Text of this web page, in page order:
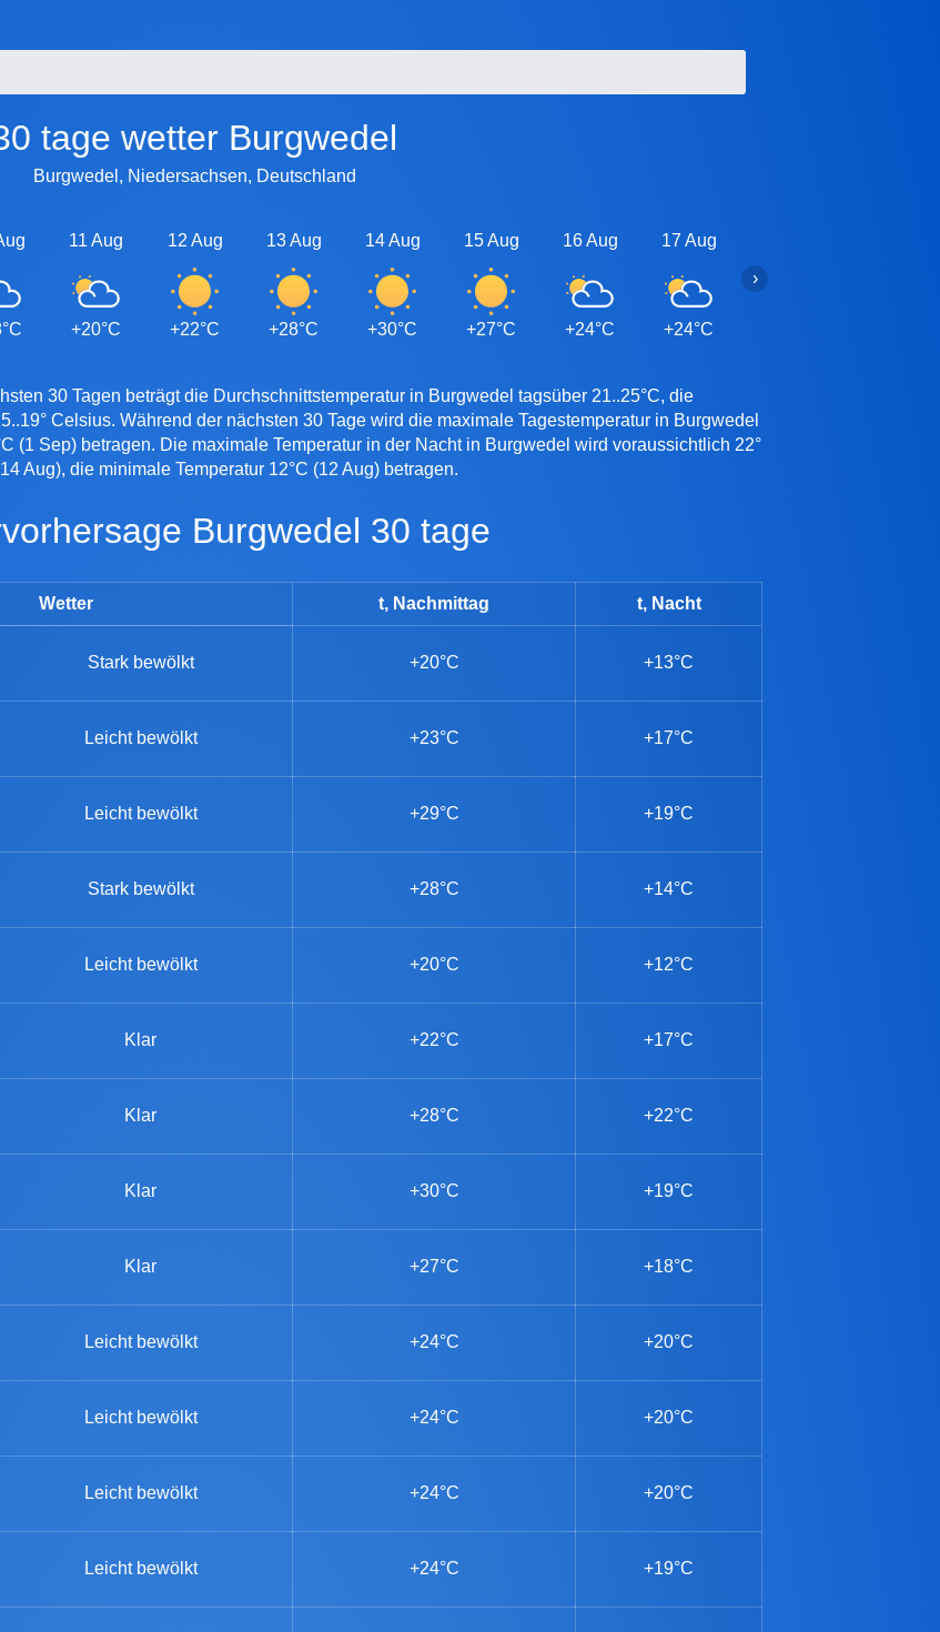
30 tage wetter Burgwedel
Burgwedel, Niedersachsen, Deutschland
11 Aug
+20°C
12 Aug
+22°C
13 Aug
+28°C
14 Aug
+30°C
15 Aug
+27°C
16 Aug
+24°C
17 Aug
+24°C
›
30 Tagen beträgt die Durchschnittstemperatur in Burgwedel tagsüber 21..25°C, die
Celsius. Während der nächsten 30 Tage wird die maximale Tagestemperatur in Burgwedel
(1 Sep) betragen. Die maximale Temperatur in der Nacht in Burgwedel wird voraussichtlich 22°
Aug), die minimale Temperatur 12°C (12 Aug) betragen.
Burgwedel 30 tage
Wetter t, Nachmittag t, Nacht
Stark bewölkt +20°C +13°C
Leicht bewölkt +23°C +17°C
Leicht bewölkt +29°C +19°C
Stark bewölkt +28°C +14°C
Leicht bewölkt +20°C +12°C
Klar +22°C +17°C
Klar +28°C +22°C
Klar +30°C +19°C
Klar +27°C +18°C
Leicht bewölkt +24°C +20°C
Leicht bewölkt +24°C +20°C
Leicht bewölkt +24°C +20°C
Leicht bewölkt +24°C +19°C